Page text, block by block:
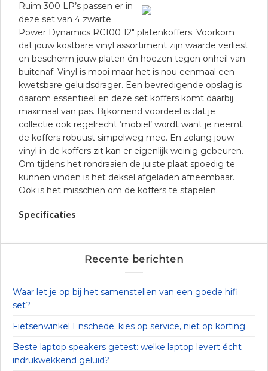
Ruim 300 LP’s passen er in
deze set van 4 zwarte
Power Dynamics RC100 12″ platenkoffers. Voorkom
dat jouw kostbare vinyl assortiment zijn waarde verliest
en bescherm jouw platen én hoezen tegen onheil van
buitenaf. Vinyl is mooi maar het is nou eenmaal een
kwetsbare geluidsdrager. Een bevredigende opslag is
daarom essentieel en deze set koffers komt daarbij
maximaal van pas. Bijkomend voordeel is dat je
collectie ook regelrecht ‘mobiel’ wordt want je neemt
de koffers robuust simpelweg mee. En zolang jouw
vinyl in de koffers zit kan er eigenlijk weinig gebeuren.
Om tijdens het rondraaien de juiste plaat spoedig te
kunnen vinden is het deksel afgeladen afneembaar.
Ook is het misschien om de koffers te stapelen.
Specificaties
Recente berichten
Waar let je op bij het samenstellen van een goede hifi
set?
Fietsenwinkel Enschede: kies op service, niet op korting
Beste laptop speakers getest: welke laptop levert écht
indrukwekkend geluid?